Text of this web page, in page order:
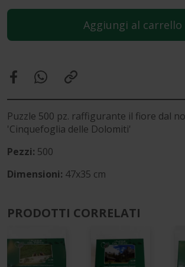
Aggiungi al carrello
Puzzle 500 pz. raffigurante il fiore dal
'Cinquefoglia delle Dolomiti'
Pezzi: 500
Dimensioni: 47x35 cm
PRODOTTI CORRELATI